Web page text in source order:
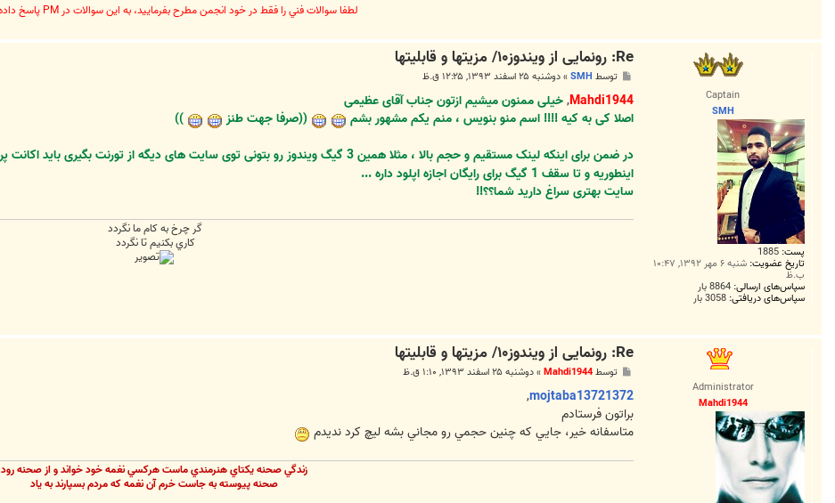
h
لطفا سوالات فني را فقط در خود انجمن مطرح بفرماييد، به اين سوالات در PM پاسخ داده نخواهد شد
Captain
SMH
پست: 1885
تاریخ عضویت: شنبه ۶ مهر ۱۳۹۲, ۱۰:۴۷
ب.ظ
سپاس‌های ارسالی: 8864 بار
سپاس‌های دریافتی: 3058 بار
Re: رونمایی از ویندوز۱۰/ مزیتها و قابلیتها
ت
توسط SMH
»دوشنبه ۲۵ اسفند ۱۳۹۳, ۱۲:۲۵ ق.ظ
Mahdi1944
,خیلی ممنون میشیم ازتون جناب آقای عظیمی
اصلا کی به کیه !!!! اسم منو بنویس ، منم یکم مشهور بشم
((صرفا جهت طنز
))
در ضمن برای اینکه لینک مستقیم و حجم بالا ، مثلا همین 3 گیگ ویندوز رو بتونی توی سایت های دیگه از تورنت بگیری باید اکانت پرمیوم داشته باشی
اینطوریه و تا سقف 1 گیگ برای رایگان اجازه اپلود داره ...
سایت بهتری سراغ دارید شما؟؟!!
گر چرخ به كام ما نگردد
كاري بكنيم تا نگردد
Administrator
Mahdi1944
Re: رونمایی از ویندوز۱۰/ مزیتها و قابلیتها
ت
توسطMahdi1944
»دوشنبه ۲۵ اسفند ۱۳۹۳, ۱:۱۰ ق.ظ
mojtaba13721372
,
براتون فرستادم
متاسفانه خير، جايي كه چنين حجمي رو مجاني بشه ليچ كرد نديدم
زندگي صحنه يکتاي هنرمندي ماست هرکسي نغمه خود خواند و از صحنه رود
صحنه پيوسته به جاست خرم آن نغمه که مردم بسپارند به ياد